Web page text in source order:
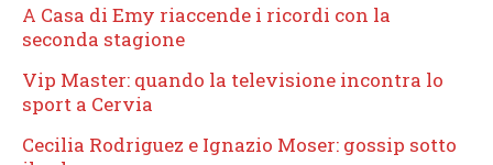
A Casa di Emy riaccende i ricordi con la
seconda stagione
Vip Master: quando la televisione incontra lo
sport a Cervia
Cecilia Rodriguez e Ignazio Moser: gossip sotto